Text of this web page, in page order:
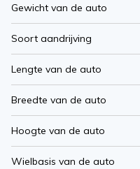
Gewicht van de auto
Soort aandrijving
Lengte van de auto
Breedte van de auto
Hoogte van de auto
Wielbasis van de auto